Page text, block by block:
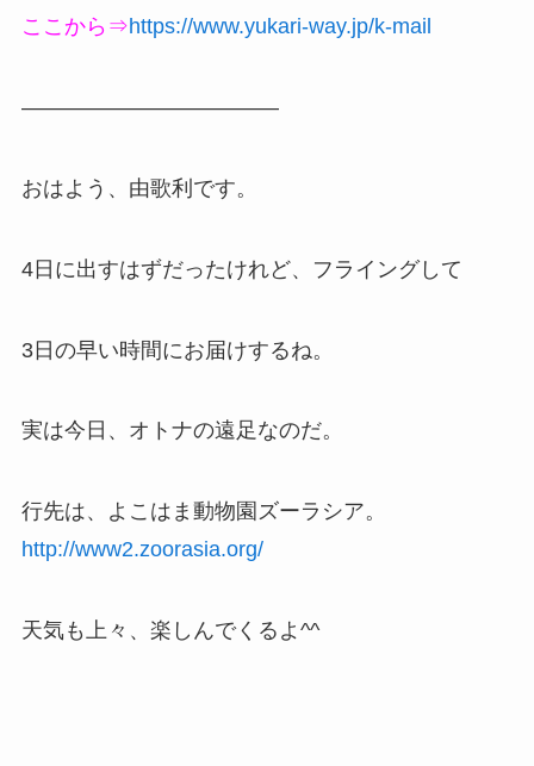
ここから⇒https://www.yukari-way.jp/k-mail
————————————
おはよう、由歌利です。
4日に出すはずだったけれど、フライングして
3日の早い時間にお届けするね。
実は今日、オトナの遠足なのだ。
行先は、よこはま動物園ズーラシア。
http://www2.zoorasia.org/
天気も上々、楽しんでくるよ^^